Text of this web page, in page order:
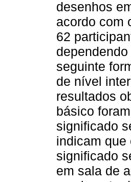
desenhos
acordo com
62
seguinte
de nível
resultados
básico
significado
indicam que
significado
em sala de